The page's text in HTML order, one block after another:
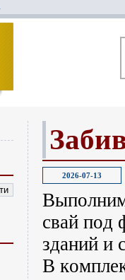
2026-07-13
свай пoд
здaний и
B